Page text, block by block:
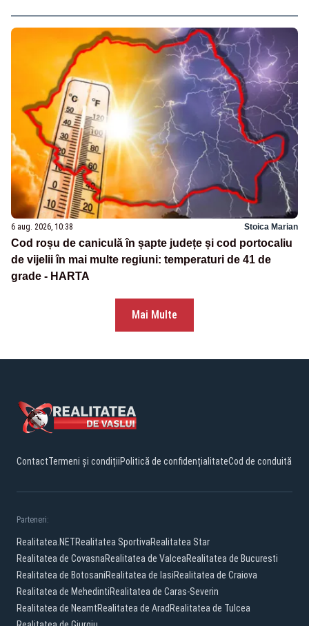
6 aug. 2026, 10:38 Stoica Marian
Cod roșu de caniculă în șapte județe și cod portocaliu
de vijelii în mai multe regiuni: temperaturi de 41 de
grade - HARTA
Mai Multe
ContactTermeni și condițiiPolitică de confidențialitateCod de conduită
Parteneri:
Realitatea.NETRealitatea SportivaRealitatea Star
Realitatea de CovasnaRealitatea de ValceaRealitatea de Bucuresti
Realitatea de BotosaniRealitatea de IasiRealitatea de Craiova
Realitatea de MehedintiRealitatea de Caras-Severin
Realitatea de NeamtRealitatea de Arad Realitatea de Tulcea